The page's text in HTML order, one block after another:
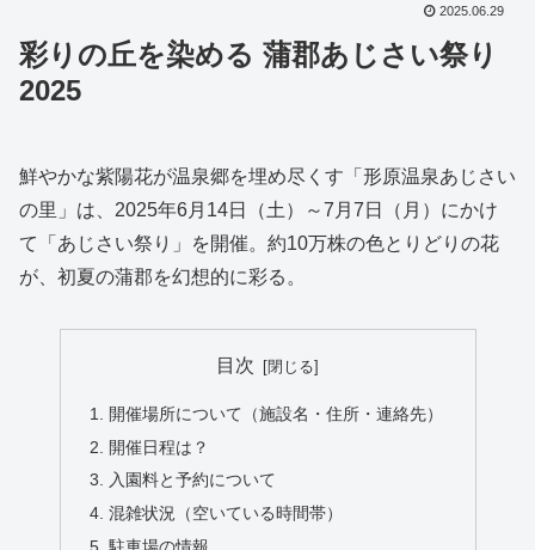
2025.06.29
彩りの丘を染める 蒲郡あじさい祭り
2025
鮮やかな紫陽花が温泉郷を埋め尽くす「形原温泉あじさい
の里」は、2025年6月14日（土）～7月7日（月）にかけ
て「あじさい祭り」を開催。約10万株の色とりどりの花
が、初夏の蒲郡を幻想的に彩る。
目次
開催場所について（施設名・住所・連絡先）
開催日程は？
入園料と予約について
混雑状況（空いている時間帯）